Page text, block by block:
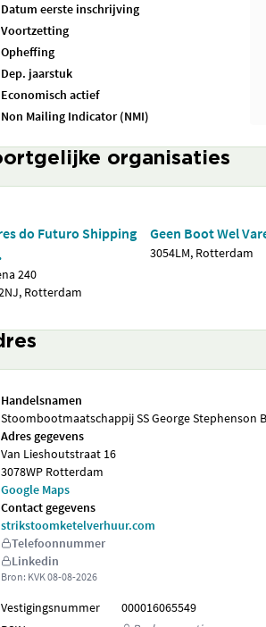
Datum eerste inschrijving
Voortzetting
Opheffing
Dep. jaarstuk
Economisch actief
Non Mailing Indicator (NMI)
organisaties
do Futuro Shipping
240
Rotterdam
Geen Boot Wel
3054LM, Rotterdam
Handelsnamen
Stoombootmaatschappij SS George Stephenson
Adres gegevens
Van Lieshoutstraat 16
3078WP Rotterdam
Google Maps
Contact gegevens
strikstoomketelverhuur.com
Telefoonnummer
Linkedin
Bron: KVK08-08-2026
Vestigingsnummer
000016065549